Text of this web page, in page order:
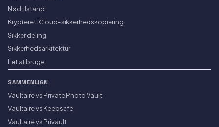
Nødtilstand
Krypteret iCloud-sikkerhedskopiering
Sikker deling
Sikkerhedsarkitektur
Let at bruge
SAMMENLIGN
Vaultaire vs Private Photo Vault
Vaultaire vs Keepsafe
Vaultaire vs Privault